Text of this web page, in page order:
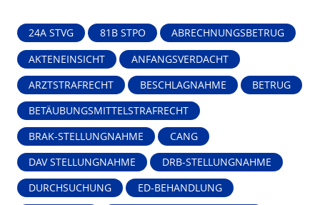
24A STVG 81B STPO ABRECHNUNGSBETRUG
AKTENEINSICHT ANFANGSVERDACHT
ARZTSTRAFRECHT BESCHLAGNAHME BETRUG
BETÄUBUNGSMITTELSTRAFRECHT
BRAK-STELLUNGNAHME CANG
DAV STELLUNGNAHME DRB-STELLUNGNAHME
DURCHSUCHUNG ED-BEHANDLUNG